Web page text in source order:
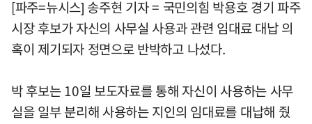
[파주=뉴시스] 송주현 기자 = 국민의힘 박용호 경기 파주
시장 후보가 자신의 사무실 사용과 관련 임대료 대납 의
혹이 제기되자 정면으로 반박하고 나섰다.
박 후보는 10일 보도자료를 통해 자신이 사용하는 사무
실을 일부 분리해 사용하는 지인의 임대료를 대납해 줬